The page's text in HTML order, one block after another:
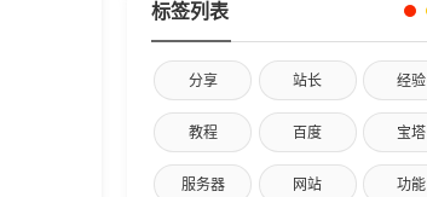
标签列表
分享 站长 经验
教程 百度 宝塔
服务器 网站 功能